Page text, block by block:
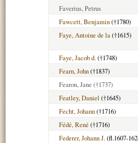
Faverius, Petrus
Fawcett, Benjamin(†1780)
Faye, Antoine de la(†1615)
Faye, Jacob d.(†1748)
Fearn, John(†1837)
Fearon, Jane (†1737)
Featley, Daniel (†1645)
Fecht, Johann(†1716)
Fédé, René (†1716)
Federer, Johann J.(fl.1607-